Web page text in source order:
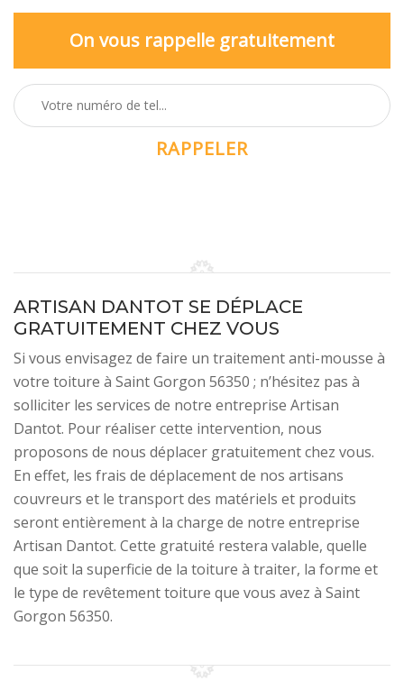
On vous rappelle gratuitement
ARTISAN DANTOT SE DÉPLACE
GRATUITEMENT CHEZ VOUS
Si vous envisagez de faire un traitement anti-mousse à
votre toiture à Saint Gorgon 56350 ; n’hésitez pas à
solliciter les services de notre entreprise Artisan
Dantot. Pour réaliser cette intervention, nous
proposons de nous déplacer gratuitement chez vous.
En effet, les frais de déplacement de nos artisans
couvreurs et le transport des matériels et produits
seront entièrement à la charge de notre entreprise
Artisan Dantot. Cette gratuité restera valable, quelle
que soit la superficie de la toiture à traiter, la forme et
le type de revêtement toiture que vous avez à Saint
Gorgon 56350.